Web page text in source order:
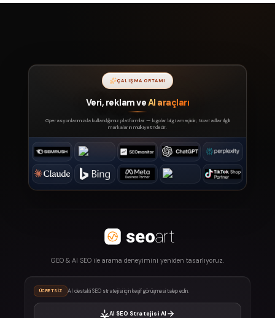
ÇALIŞMA ORTAMI
Veri, reklam veAI araçları
Operasyonlarımızda kullandığımız platformlar — logolar bilgi amaçlıdır; ticari adlar ilgili
markaların mülkiyetindedir.
GEO & AI SEO ile arama deneyimini yeniden tasarlıyoruz.
ÜCRETSIZ AI destekli SEO stratejisi için keşif görüşmesi talep edin.
AI SEO Stratejisi Al